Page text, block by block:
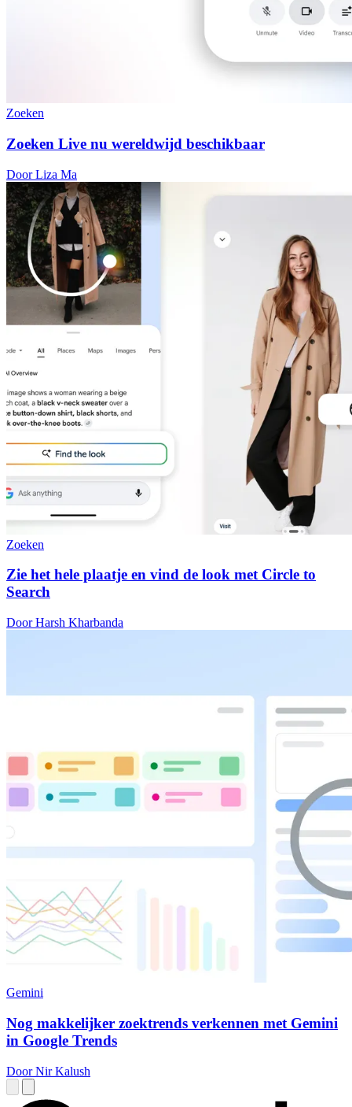
Zoeken
Zoeken Live nu wereldwijd beschikbaar
Door Liza Ma
Zoeken
Zie het hele plaatje en vind de look met Circle to
Search
Door Harsh Kharbanda
Gemini
Nog makkelijker zoektrends verkennen met Gemini
in Google Trends
Door Nir Kalush